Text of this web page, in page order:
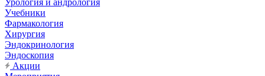
Урология и андрология
Учебники
Фармакология
Хирургия
Эндокринология
Эндоскопия
Акции